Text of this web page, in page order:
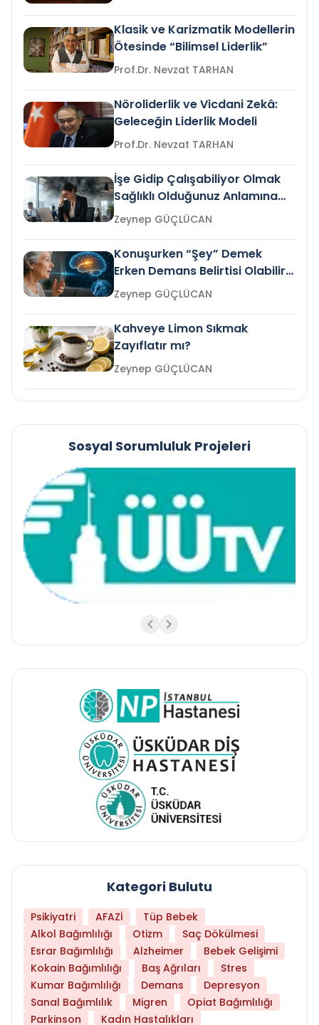
Klasik ve Karizmatik Modellerin
Ötesinde “Bilimsel Liderlik”
Prof.Dr. Nevzat TARHAN
Nöroliderlik ve Vicdani Zekâ:
Geleceğin Liderlik Modeli
Prof.Dr. Nevzat TARHAN
İşe Gidip Çalışabiliyor Olmak
Sağlıklı Olduğunuz Anlamına
Gelir mi?Zeynep GÜÇLÜCAN
Konuşurken “Şey” Demek
Erken Demans Belirtisi Olabilir
mi?
Zeynep GÜÇLÜCAN
Kahveye Limon Sıkmak
Zayıflatır mı?
Zeynep GÜÇLÜCAN
Sosyal Sorumluluk Projeleri
Kategori Bulutu
Psikiyatri AFAZİ
Tüp Bebek
Alkol Bağımlılığı
Otizm
Saç Dökülmesi
Esrar Bağımlılığı
Alzheimer
Bebek Gelişimi
Kokain Bağımlılığı
Baş Ağrıları
Stres
Kumar Bağımlılığı
Demans
Depresyon
Sanal Bağımlılık
Migren
Opiat Bağımlılığı
Parkinson
Kadın Hastalıkları